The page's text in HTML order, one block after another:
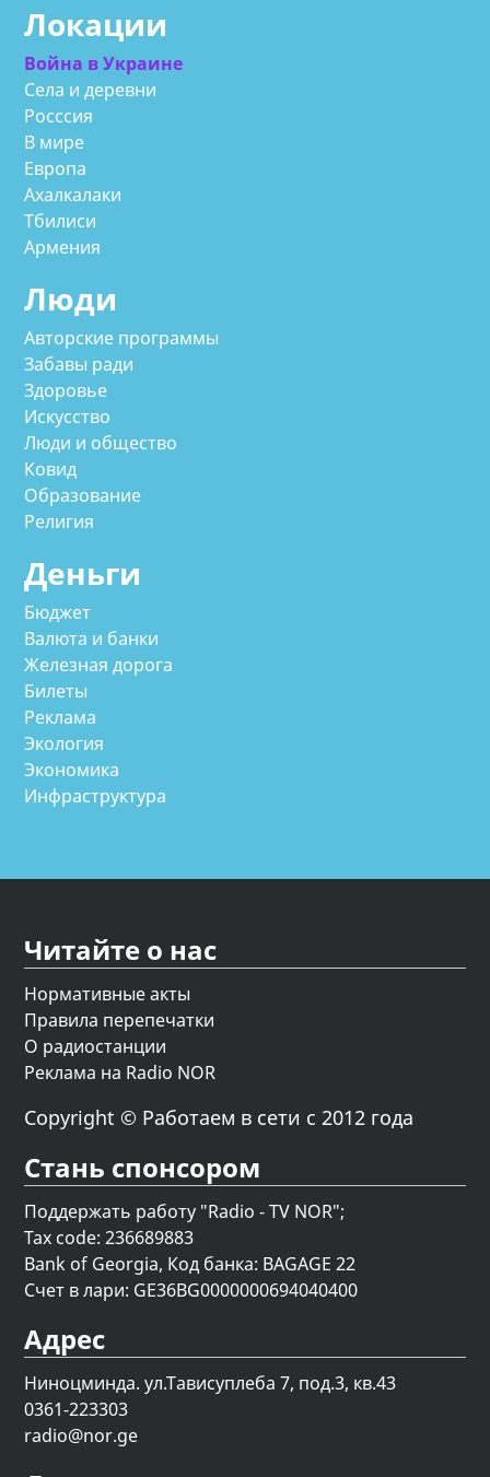
Локации
Война в Украине
Села и деревни
Росссия
В мире
Европа
Ахалкалаки
Тбилиси
Армения
Люди
Авторские программы
Забавы ради
Здоровье
Искусство
Люди и общество
Ковид
Образование
Религия
Деньги
Бюджет
Валюта и банки
Железная дорога
Билеты
Реклама
Экология
Экономика
Инфраструктура
Читайте о нас
Нормативные акты
Правила перепечатки
О радиостанции
Реклама на Radio NOR
Copyright © Работаем в сети с 2012 года
Стань спонсором
Поддержать работу "Radio - TV NOR";
Tax code: 236689883
Bank of Georgia, Код банка: BAGAGE 22
Счет в лари: GE36BG0000000694040400
Адрес
Ниноцминда. ул.Тависуплеба 7, под.3, кв.43
0361-223303
radio@nor.ge